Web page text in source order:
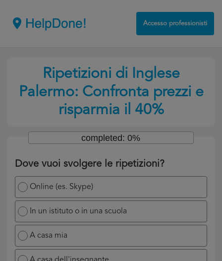
Accesso professionisti
Ripetizioni di Inglese
Palermo: Confronta prezzi e
risparmia il 40%
Dove vuoi svolgere le ripetizioni?
Online (es. Skype)
In un istituto o in una scuola
A casa mia
completed: 0%